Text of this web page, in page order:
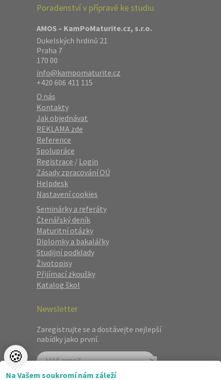
Poradenství v přípravě ke studiu
AMOS – KamPoMaturite.cz, s.r.o.
Dukelských hrdinů 21
Praha 7
170 00
info@kampomaturite.cz
+420 606 411 115
O nás
Kontakty
Jak objednávat
REKLAMA zde
Reference
Spolupráce
Registrace / Login
Zásady zpracování OÚ
Helpdesk
Nastavení cookies
Seminárky a referáty
Čtenářský deník
Maturitní otázky
Diplomky a bakalářky
Studijní podklady
Životopisy
Přijímací zkoušky
Katalog škol
Newsletter
Zaregistrujte se a dostávejte nejlepší
nabídky jako první.
🍪
Na Vašem soukromí nám záleží